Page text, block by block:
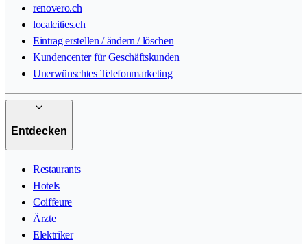
renovero.ch
localcities.ch
Eintrag erstellen / ändern / löschen
Kundencenter für Geschäftskunden
Unerwünschtes Telefonmarketing
Entdecken
Restaurants
Hotels
Coiffeure
Ärzte
Elektriker